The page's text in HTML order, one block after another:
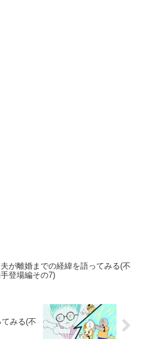
が離婚までの経緯を語ってみる(不
登場編その7)
みる(不